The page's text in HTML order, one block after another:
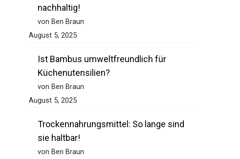
nachhaltig!
von Ben Braun
August 5, 2025
Ist Bambus umweltfreundlich für
Küchenutensilien?
von Ben Braun
August 5, 2025
Trockennahrungsmittel: So lange sind
sie haltbar!
von Ben Braun